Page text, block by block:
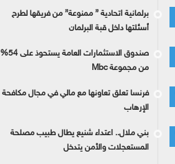
برلمانية اتحادية ” ممنوعة” من فريقها لطرح
أسئلتها داخل قبة البرلمان
صندوق الاستثمارات العامة يستحوذ على 54%
من مجموعة Mbc
فرنسا تعلق تعاونها مع مالي في مجال مكافحة
الإرهاب
بني ملال.. اعتداء شنيع يطال طبيب مصلحة
المستعجلات والأمن يتدخل